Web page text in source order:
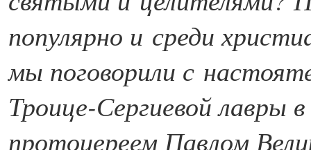
популярно и среди
мы поговорили с
Троице-Сергиевой лавры
протоиереем Павлом